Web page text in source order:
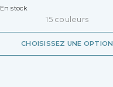
En stock
15 couleurs
CHOISISSEZ UNE OPTION